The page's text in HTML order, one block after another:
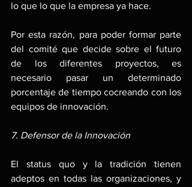
lo que lo que la empresa ya hace.
Por esta razón, para poder formar parte
del comité que decide sobre el futuro
de los diferentes proyectos, es
necesario pasar un determinado
porcentaje de tiempo cocreando con los
equipos de innovación.
7. Defensor de la Innovación
El status quo y la tradición tienen
adeptos en todas las organizaciones, y